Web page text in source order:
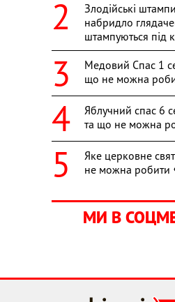
Злодійські
набридло
штампуються під
Медовий Спас 1
що не можна
Яблучний спас 6
та що не можна
Яке церковне
не можна робити
МИ В